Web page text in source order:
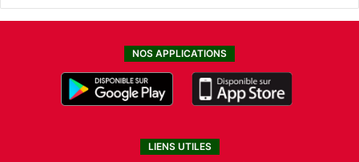
NOS APPLICATIONS
LIENS UTILES